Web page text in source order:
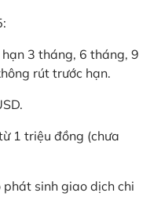
3 tháng, 6 tháng, 9
rút trước hạn.
1 triệu đồng (chưa
sinh giao dịch chi